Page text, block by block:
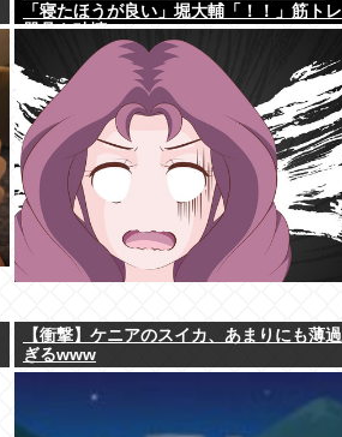
「寝たほうが良い」堀大輔「！！」筋トレ
器具を破壊
【衝撃】ケニアのスイカ、あまりにも薄過
ぎるwww